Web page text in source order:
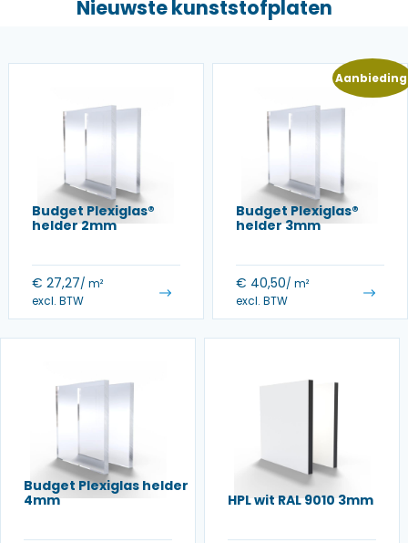
Nieuwste kunststofplaten
Budget Plexiglas®
helder 2mm
€ 27,27/ m²
excl. BTW
Budget Plexiglas®
helder 3mm
€ 40,50/ m²
excl. BTW
Budget Plexiglas helder
4mm
HPL wit RAL 9010 3mm